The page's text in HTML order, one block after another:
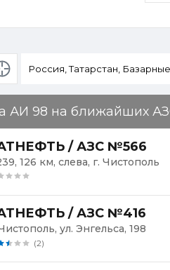
Определение
местоположения
АИ 98 на ближайших
/ АЗС №566
126 км, слева, г. Чистополь
/ АЗС №416
ул. Энгельса, 198
(2)